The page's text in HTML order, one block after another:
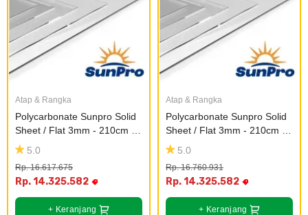
Plafon & Partisi
Sanitari & Aksesorisnya
Peralatan & Perkakas
Aksesoris Perabot
Scaffolding
Material Alam
Besi Profil & Plat
Besi Profil & Baja
Semen & Sejenisnya
Sistem Elektrikal
Pompa dan Pipa
Atap & Rangka
Polycarbonate Sunpro Solid
Sheet / Flat 3mm - 210cm -
Grey
5.0
Rp. 16.617.675
Rp. 14.325.582
+ Keranjang
Atap & Rangka
Polycarbonate Sunpro Solid
Sheet / Flat 3mm - 210cm -
Clear
5.0
Rp. 16.760.931
Rp. 14.325.582
+ Keranjang